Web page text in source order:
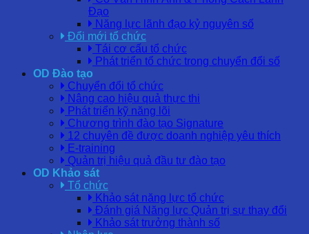
Đạo
Năng lực lãnh đạo kỷ nguyên số
Đổi mới tổ chức
Tái cơ cấu tổ chức
Phát triển tổ chức trong chuyển đổi số
OD Đào tạo
Chuyển đổi tổ chức
Nâng cao hiệu quả thực thi
Phát triển kỹ năng lõi
Chương trình đào tạo Signature
12 chuyên đề được doanh nghiệp yêu thích
E-training
Quản trị hiệu quả đầu tư đào tạo
OD Khảo sát
Tổ chức
Khảo sát năng lực tổ chức
Đánh giá Năng lực Quản trị sự thay đổi
Khảo sát trưởng thành số